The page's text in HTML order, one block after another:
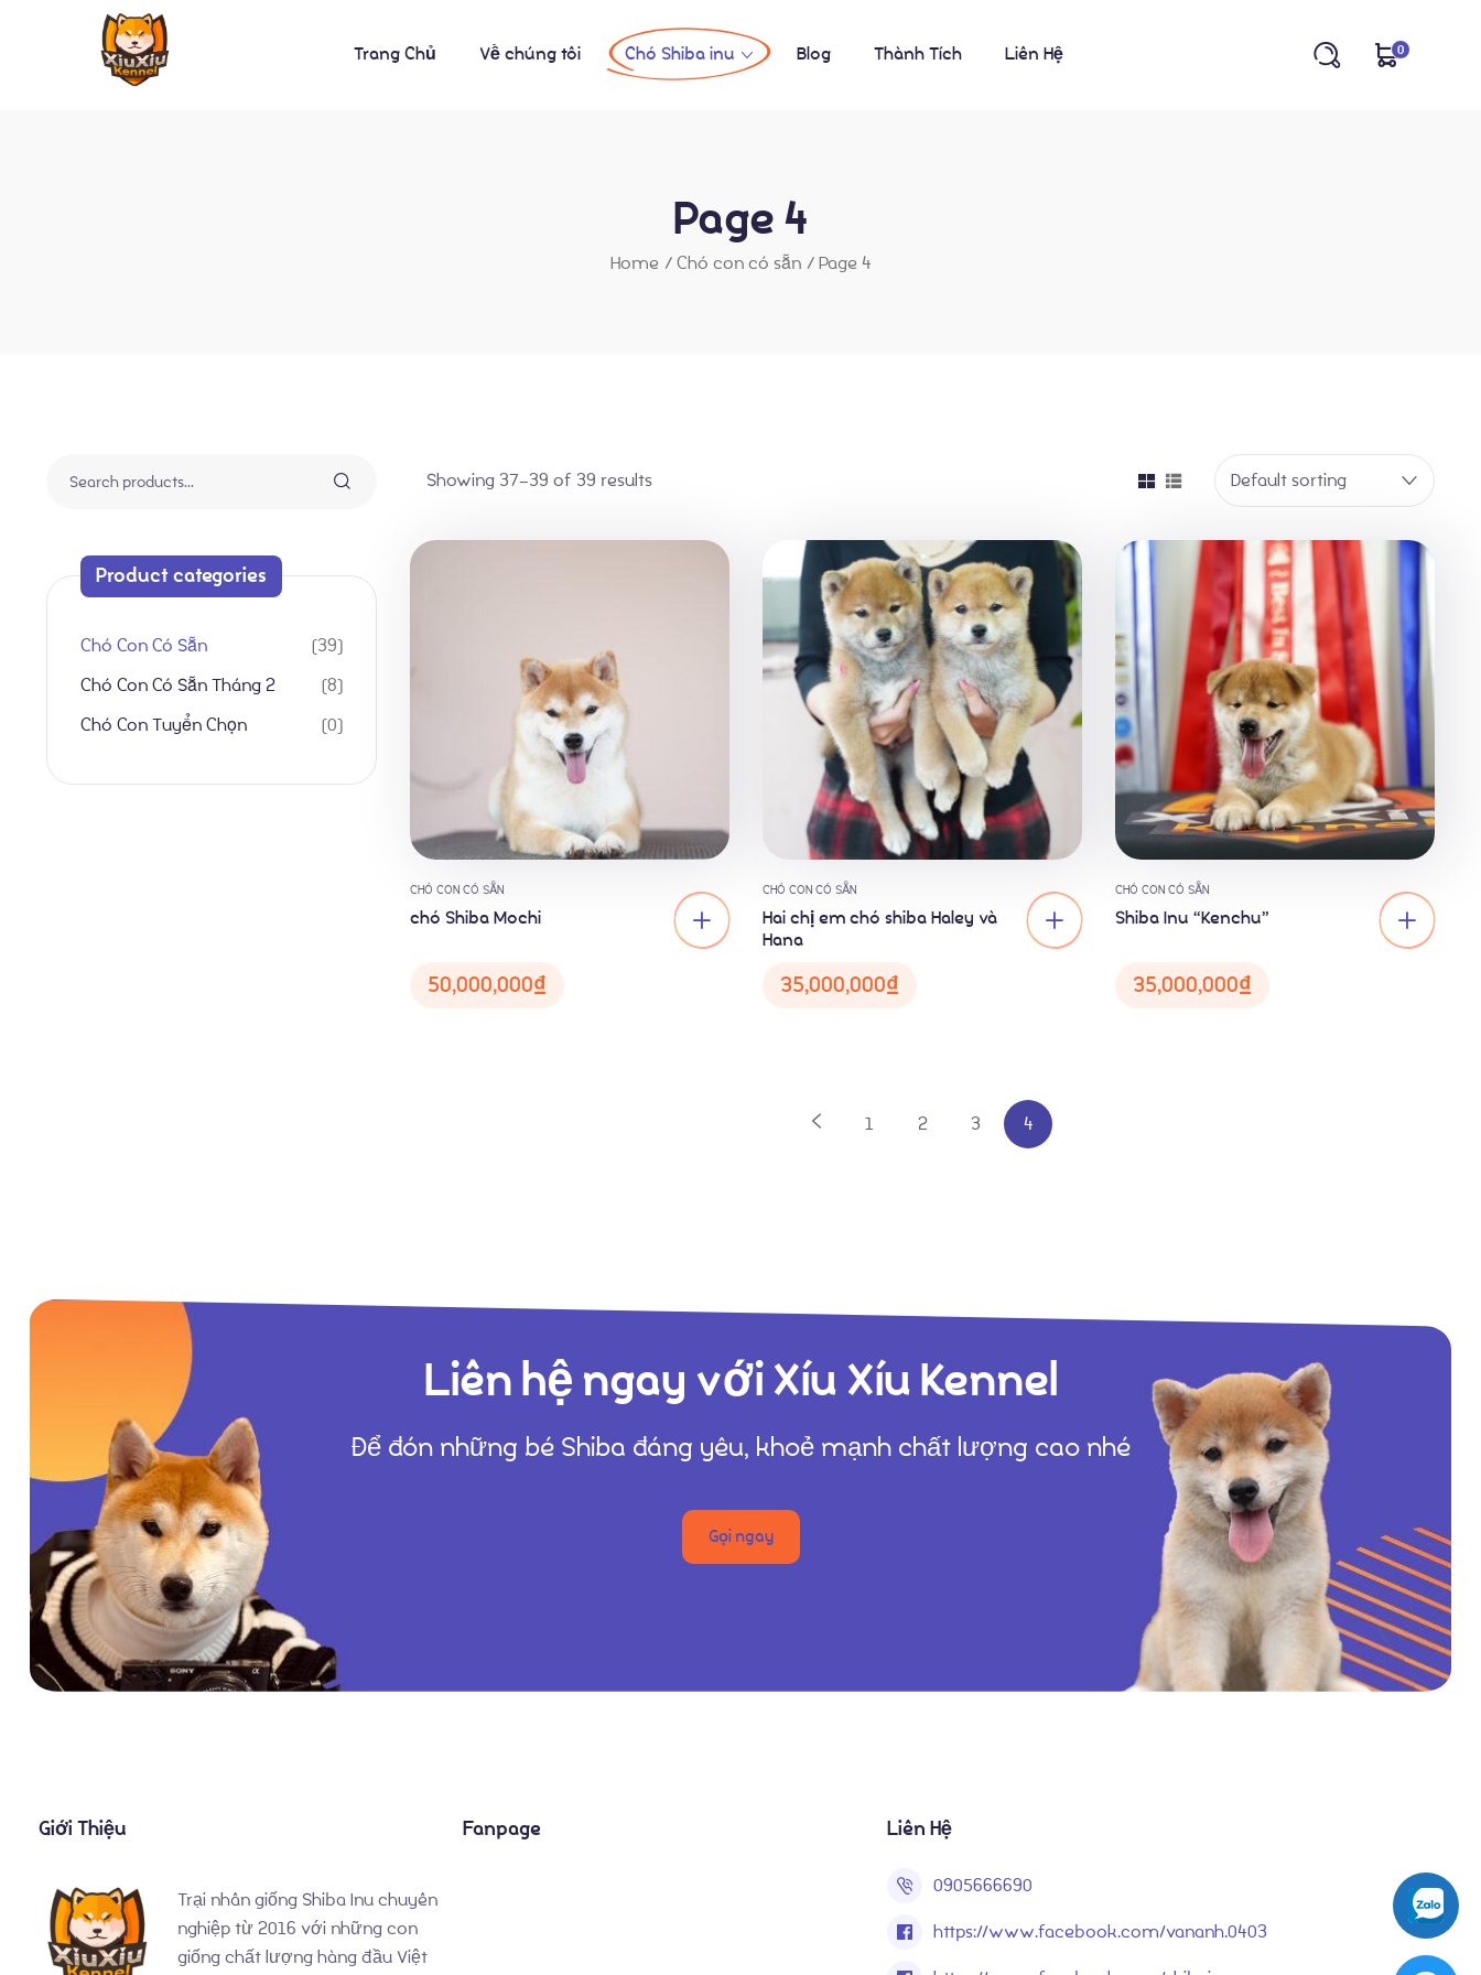
Trang Chủ Về chúng tôi Chó Shiba inu Blog Thành Tích Liên Hệ 0
Page 4
Home / Chó con có sẵn / Page 4
Showing 37–39 of 39 results Default sorting
CHÓ CON CÓ SẴN
chó Shiba Mochi
50,000,000₫
CHÓ CON CÓ SẴN
Hai chị em chó shiba Haley và
Hana
35,000,000₫
CHÓ CON CÓ SẴN
Shiba Inu “Kenchu”
35,000,000₫
1 2 3 4
Product categories
39
Chó Con Có Sẵn
8
Chó Con Có Sẵn Tháng 2
0
Chó Con Tuyển Chọn
Liên hệ ngay với Xíu Xíu Kennel
Để đón những bé Shiba đáng yêu, khoẻ mạnh chất lượng cao nhé
Gọi ngay
Giới Thiệu
Trại nhân giống Shiba Inu chuyên
nghiệp từ 2016 với những con
giống chất lượng hàng đầu Việt
Fanpage Liên Hệ
0905666690
https://www.facebook.com/vananh.0403